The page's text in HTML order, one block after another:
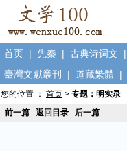
首页 | 先秦 | 古典诗词文 |
臺灣文獻叢刊
| 道藏繁體 |
您的位置 ： 首页 > 专题：明实录
前一篇
返回目录 后一篇